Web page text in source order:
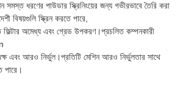
সমস্ত ধরণের পাউডার স্ক্রিনিংয়ের জন্য গভীরভাবে তৈরি করা
বিষয়গুলি স্ক্রিন করতে পারে,
ফিল্টার অমেধ্য এবং গ্রেড উপকরণ।প্রচলিত কম্পনকারী
এবং আরও নির্ভুল।প্রতিটি মেশিন আরও নির্ভুলতার সাথে
পারে।